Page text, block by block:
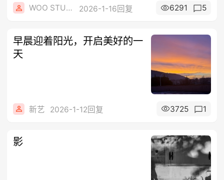
WOO STUDIO 2026-1-16回复 6291 5
早晨迎着阳光，开启美好的一
天
新艺 2026-1-12回复 3725 1
影